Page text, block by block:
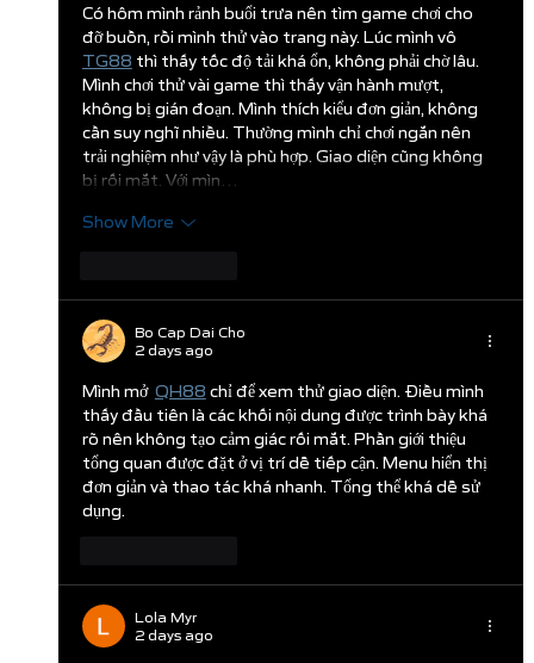
Có hôm mình rảnh buổi trưa nên tìm game chơi cho
đỡ buồn, rồi mình thử vào trang này. Lúc mình vô
TG88 thì thấy tốc độ tải khá ổn, không phải chờ lâu.
Mình chơi thử vài game thì thấy vận hành mượt,
không bị gián đoạn. Mình thích kiểu đơn giản, không
cần suy nghĩ nhiều. Thường mình chỉ chơi ngắn nên
trải nghiệm như vậy là phù hợp. Giao diện cũng không
bị rối mắt. Với mìn…
Show More
Bo Cap Dai Cho
2 days ago
Mình mở QH88 chỉ để xem thử giao diện. Điều mình
thấy đầu tiên là các khối nội dung được trình bày khá
rõ nên không tạo cảm giác rối mắt. Phần giới thiệu
tổng quan được đặt ở vị trí dễ tiếp cận. Menu hiển thị
đơn giản và thao tác khá nhanh. Tổng thể khá dễ sử
dụng.
Lola Myr
2 days ago